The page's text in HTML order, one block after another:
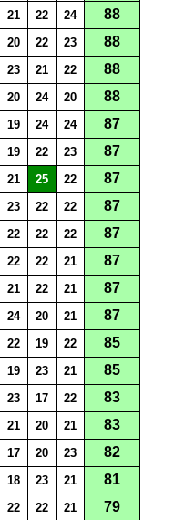
21 22 24 88
20 22 23 88
23 21 22 88
20 24 20 88
19 24 24 87
19 22 23 87
21 25 22 87
23 22 22 87
22 22 22 87
22 22 21 87
21 22 21 87
24 20 21 87
22 19 22 85
19 23 21 85
23 17 22 83
21 20 21 83
17 20 23 82
18 23 21 81
22 22 21 79